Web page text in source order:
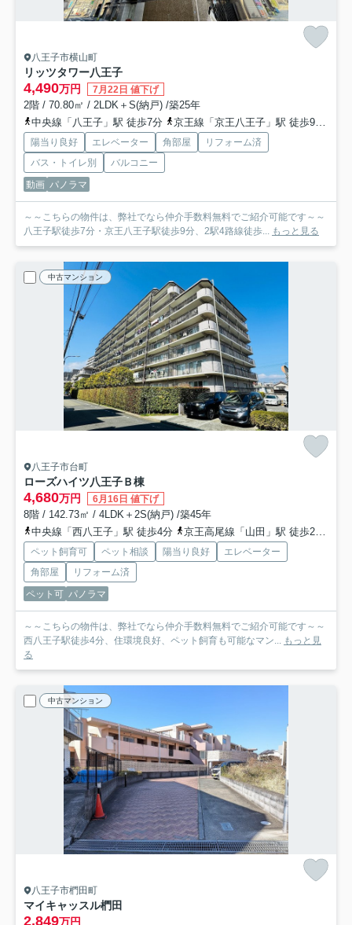
八王子市横山町
リッツタワー八王子
4,490万円 7月22日 値下げ
2階 / 70.80㎡ / 2LDK＋S(納戸) /築25年
中央線「八王子」駅 徒歩7分
京王線「京王八王子」駅 徒歩9分
陽当り良好 エレベーター 角部屋
リフォーム済
バス・トイレ別
バルコニー
動画 パノラマ
～～こちらの物件は、弊社でなら仲介手数料無料でご紹介可能です～～
八王子駅徒歩7分・京王八王子駅徒歩9分、2駅4路線徒歩... もっと見る
中古マンション
八王子市台町
ローズハイツ八王子Ｂ棟
4,680万円 6月16日 値下げ
8階 / 142.73㎡ / 4LDK＋2S(納戸) /築45年
中央線「西八王子」駅 徒歩4分
京王高尾線「山田」駅 徒歩26分
ペット飼育可 ペット相談 陽当り良好
エレベーター
角部屋
リフォーム済
ペット可 パノラマ
～～こちらの物件は、弊社でなら仲介手数料無料でご紹介可能です～～
西八王子駅徒歩4分、住環境良好、ペット飼育も可能なマン... もっと見
る
中古マンション
八王子市椚田町
マイキャッスル椚田
2,849万円